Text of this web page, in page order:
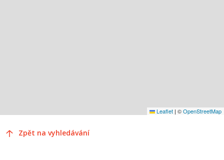
Leaflet | ©OpenStreetMap
Zpět na vyhledávání